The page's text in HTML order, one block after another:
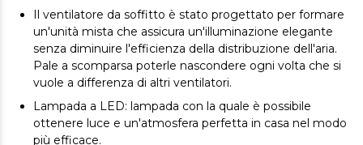
Il ventilatore da soffitto è stato progettato per formare
un'unità mista che assicura un'illuminazione elegante
senza diminuire l'efficienza della distribuzione dell'aria.
Pale a scomparsa poterle nascondere ogni volta che si
vuole a differenza di altri ventilatori.
Lampada a LED: lampada con la quale è possibile
ottenere luce e un'atmosfera perfetta in casa nel modo
più efficace.